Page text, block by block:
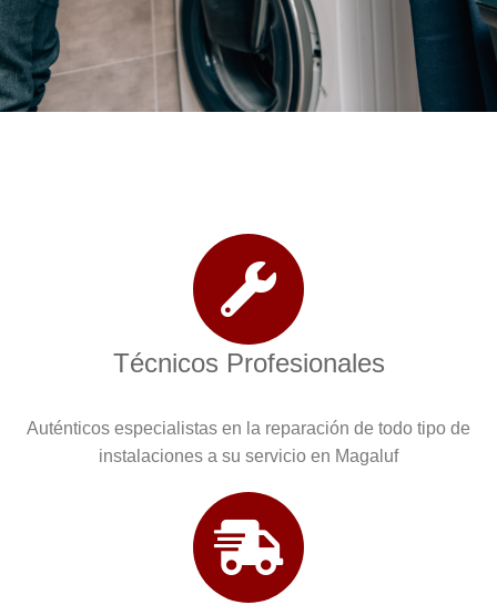
Técnicos Profesionales
Auténticos especialistas en la reparación de todo tipo de
instalaciones a su servicio en Magaluf